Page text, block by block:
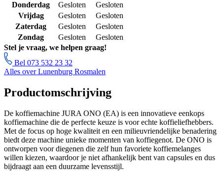
Donderdag
Gesloten
Gesloten
Vrijdag
Gesloten
Gesloten
Zaterdag
Gesloten
Gesloten
Zondag
Gesloten
Gesloten
Stel je vraag, we helpen graag!
Bel 073 532 23 32
Alles over Lunenburg Rosmalen
Productomschrijving
De koffiemachine JURA ONO (EA) is een innovatieve eenkops
koffiemachine die de perfecte keuze is voor echte koffieliefhebbers.
Met de focus op hoge kwaliteit en een milieuvriendelijke benadering
biedt deze machine unieke momenten van koffiegenot. De ONO is
ontworpen voor diegenen die zelf hun favoriete koffiemelanges
willen kiezen, waardoor je niet afhankelijk bent van capsules en dus
bijdraagt aan een duurzame levensstijl.